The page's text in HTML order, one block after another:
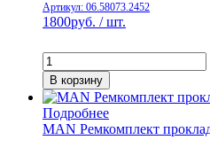
Артикул: 06.58073.2452
1800руб. / шт.
В корзину
Подробнее
MAN Ремкомплект